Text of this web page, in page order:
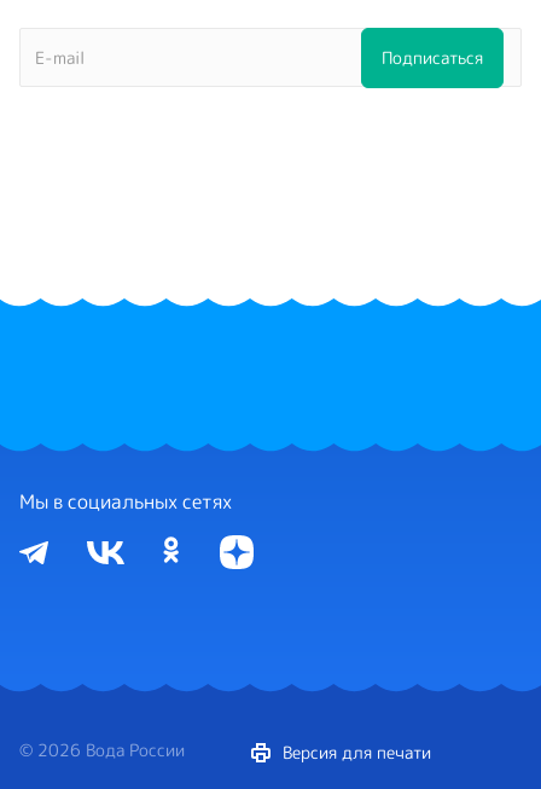
Мы в социальных сетях
© 2026 Вода России Версия для печати